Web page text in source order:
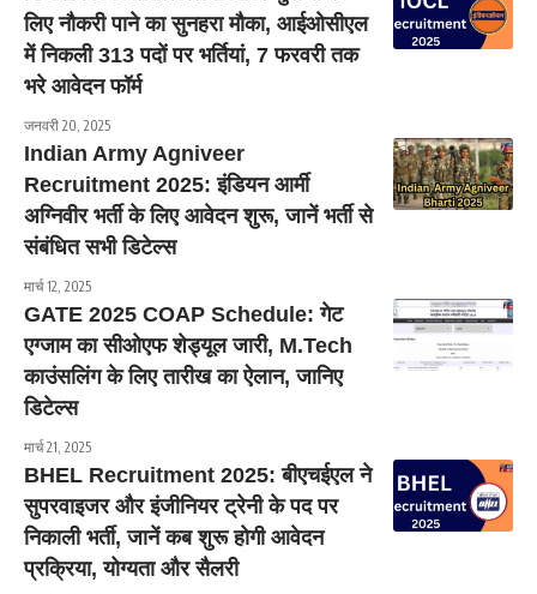
लिए नौकरी पाने का सुनहरा मौका, आईओसीएल
में निकली 313 पदों पर भर्तियां, 7 फरवरी तक
भरे आवेदन फॉर्म
जनवरी 20, 2025
Indian Army Agniveer
Recruitment 2025: इंडियन आर्मी
अग्निवीर भर्ती के लिए आवेदन शुरू, जानें भर्ती से
संबंधित सभी डिटेल्स
मार्च 12, 2025
GATE 2025 COAP Schedule: गेट
एग्जाम का सीओएफ शेड्यूल जारी, M.Tech
काउंसलिंग के लिए तारीख का ऐलान, जानिए
डिटेल्स
मार्च 21, 2025
BHEL Recruitment 2025: बीएचईएल ने
सुपरवाइजर और इंजीनियर ट्रेनी के पद पर
निकाली भर्ती, जानें कब शुरू होगी आवेदन
प्रक्रिया, योग्यता और सैलरी